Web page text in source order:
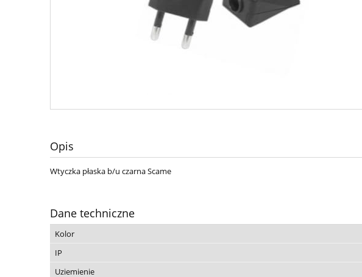
Opis
Wtyczka płaska b/u czarna Scame
Dane techniczne
Kolor
IP
Uziemienie